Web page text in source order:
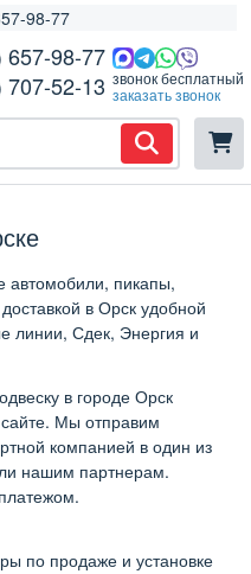
98-77
657-98-77
707-52-13 звонок бесплатный
заказать звонок
автомобили, пикапы,
в Орск удобной
линии, Сдек, Энергия и
в городе Орск
Мы отправим
компанией в один из
нашим партнерам.
по продаже и установке